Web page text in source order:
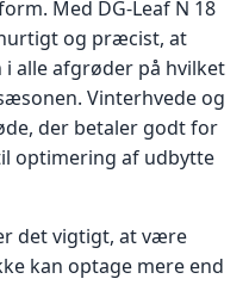
Med DG-Leaf N 18
og præcist, at
alle afgrøder på hvilket
Vinterhvede og
der betaler godt for
optimering af udbytte
det vigtigt, at være
kan optage mere end